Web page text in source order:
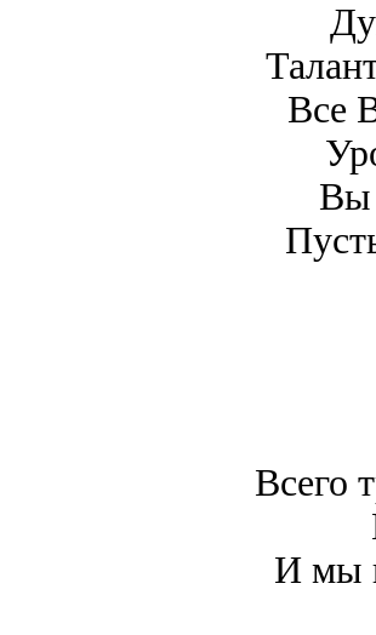
Все
Вы
Всего
И мы